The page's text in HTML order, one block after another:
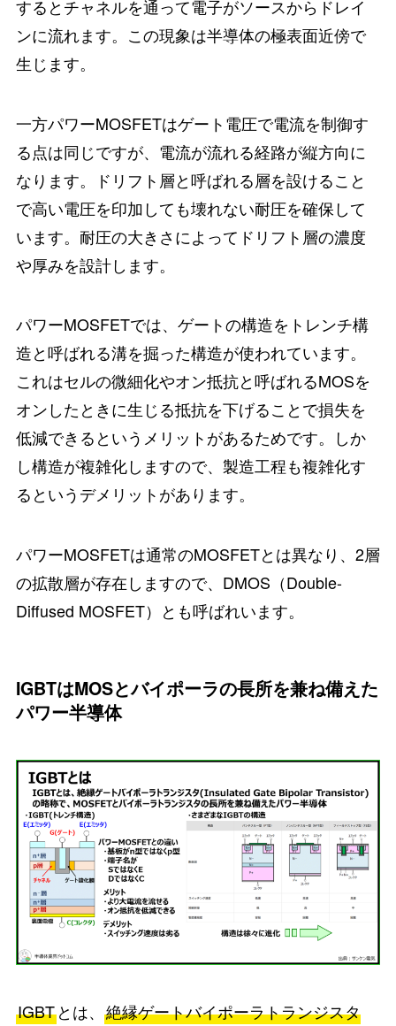
するとチャネルを通って電子がソースからドレイ
ンに流れます。この現象は半導体の極表面近傍で
生じます。
一方パワーMOSFETはゲート電圧で電流を制御す
る点は同じですが、電流が流れる経路が縦方向に
なります。ドリフト層と呼ばれる層を設けること
で高い電圧を印加しても壊れない耐圧を確保して
います。耐圧の大きさによってドリフト層の濃度
や厚みを設計します。
パワーMOSFETでは、ゲートの構造をトレンチ構
造と呼ばれる溝を掘った構造が使われています。
これはセルの微細化やオン抵抗と呼ばれるMOSを
オンしたときに生じる抵抗を下げることで損失を
低減できるというメリットがあるためです。しか
し構造が複雑化しますので、製造工程も複雑化す
るというデメリットがあります。
パワーMOSFETは通常のMOSFETとは異なり、2層
の拡散層が存在しますので、DMOS（Double-
Diffused MOSFET）とも呼ばれいます。
IGBTはMOSとバイポーラの長所を兼ね備えた
パワー半導体
IGBTとは、 絶縁ゲートバイポーラトランジスタ